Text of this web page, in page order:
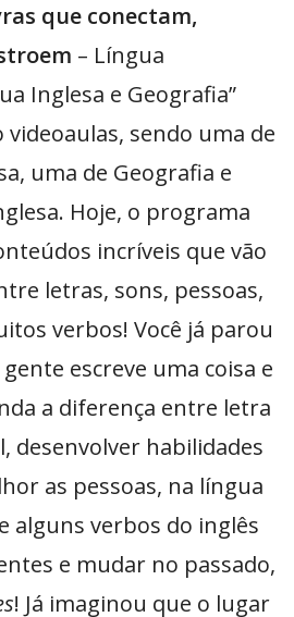
que conectam,
– Língua
Inglesa e Geografia”
sendo uma de
uma de Geografia e
Hoje, o programa
incríveis que vão
letras, sons, pessoas,
verbos! Você já parou
escreve uma coisa e
a diferença entre letra
desenvolver habilidades
as pessoas, na língua
alguns verbos do inglês
e mudar no passado,
! Já imaginou que o lugar